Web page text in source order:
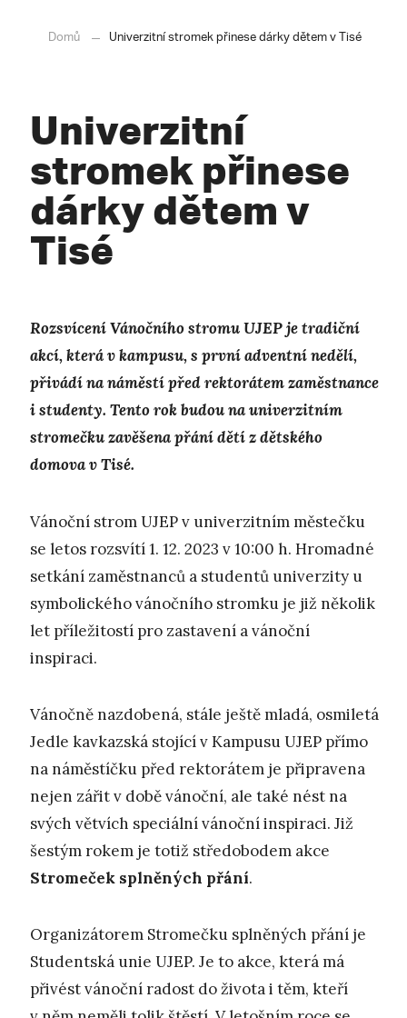
Domů Univerzitní stromek přinese dárky dětem v Tisé
Univerzitní
stromek přinese
dárky dětem v
Tisé
Rozsvícení Vánočního stromu UJEP je tradiční
akcí, která v kampusu, s první adventní nedělí,
přivádí na náměstí před rektorátem zaměstnance
i studenty. Tento rok budou na univerzitním
stromečku zavěšena přání dětí z dětského
domova v Tisé.
Vánoční strom UJEP v univerzitním městečku
se letos rozsvítí 1. 12. 2023 v 10:00 h. Hromadné
setkání zaměstnanců a studentů univerzity u
symbolického vánočního stromku je již několik
let příležitostí pro zastavení a vánoční
inspiraci.
Vánočně nazdobená, stále ještě mladá, osmiletá
Jedle kavkazská stojící v Kampusu UJEP přímo
na náměstíčku před rektorátem je připravena
nejen zářit v době vánoční, ale také nést na
svých větvích speciální vánoční inspiraci. Již
šestým rokem je totiž středobodem akce
Stromeček splněných přání.
Organizátorem Stromečku splněných přání je
Studentská unie UJEP. Je to akce, která má
přivést vánoční radost do života i těm, kteří